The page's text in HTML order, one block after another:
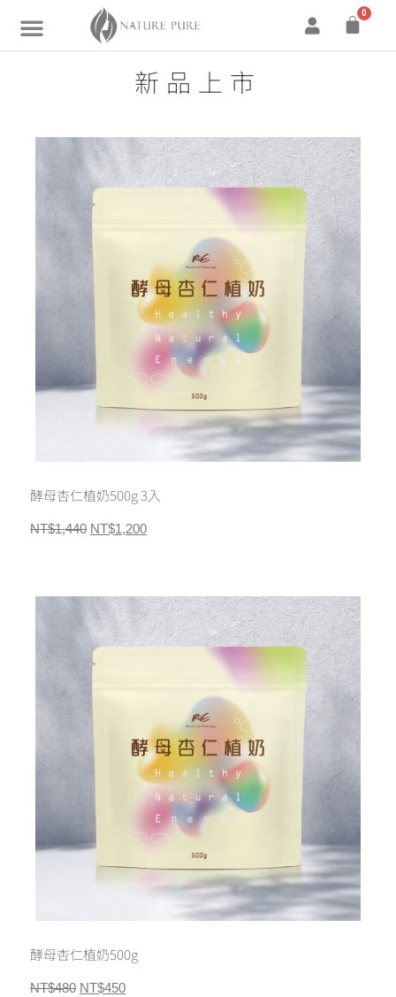
0
新品上市
酵母杏仁植奶500g 3入
NT$1,440 NT$1,200
酵母杏仁植奶500g
NT$480 NT$450